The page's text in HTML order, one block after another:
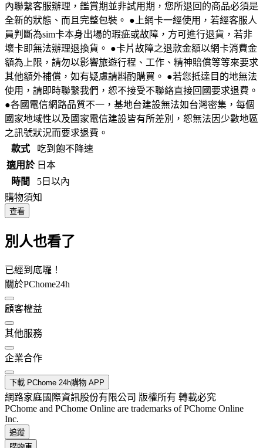
內聯繫客服辦理，鑑賞期並非試用期，您所退回的商品必須是
全新的狀態、而且完整包裝。 ●上網卡一經使用，若經客服人
員判斷為sim卡本身出場的瑕疵或故障，方可進行退貨，若非
壞卡即無法辦理退換貨。 ●卡片故障之退款金額以網卡消費金
額為上限，請勿以影響旅遊行程、工作、精神賠償等等來要求
其他額外補償，如有疑慮請斟酌購買。 ●若您抵達目的地無法
使用，請即時聯繫我們，恕不接受不聯絡直接回國要求退費。
●各國電信網路品質不一，基地台建設無法如台灣密集，每個
國家地域性以及國家電信建設皆有所差別，恕無法因少數地區
之訊號狀況而要求退費。
款式
吃到飽不降速
適用於 日本
時間
5日以內
購物須知
查看
別人也看了
已經到底囉！
關於PChome24h
顧客權益
其他服務
企業合作
下載 PChome 24h購物 APP
網路家庭國際資訊股份有限公司 版權所有 轉載必究
PChome and PChome Online are trademarks of PChome Online
Inc.
追蹤